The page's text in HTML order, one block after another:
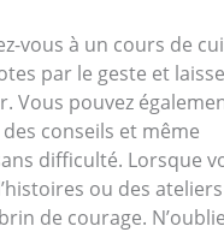
vous à un cours de
par le geste et
Vous pouvez
conseils et même
difficulté. Lorsque
ou des ateliers
de courage.